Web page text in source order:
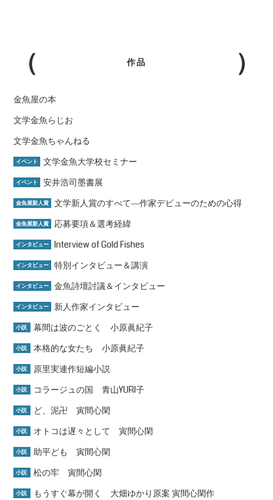
作品
金魚屋の本
文学金魚らじお
文学金魚ちゃんねる
イベント 文学金魚大学校セミナー
イベント 安井浩司墨書展
金魚屋新人賞 文学新人賞のすべて―作家デビューのための心得
金魚屋新人賞 応募要項＆選考経緯
インタビュー Interview of Gold Fishes
インタビュー 特別インタビュー＆講演
インタビュー 金魚詩壇討議＆インタビュー
インタビュー 新人作家インタビュー
小説 幕間は波のごとく 小原眞紀子
小説 本格的な女たち 小原眞紀子
小説 原里実連作短編小説
小説 コラージュの国 青山YURI子
小説 ど、泥卍 寅間心閑
小説 オトコは遅々として 寅間心閑
小説 助平ども 寅間心閑
小説 松の牢 寅間心閑
小説 もうすぐ幕が開く 大畑ゆかり原案 寅間心閑作